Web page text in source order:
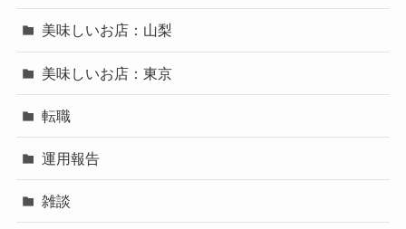
美味しいお店：山梨
美味しいお店：東京
転職
運用報告
雑談